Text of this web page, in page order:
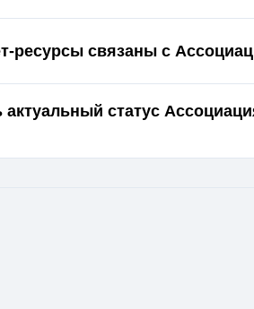
ресурсы связаны с
актуальный статус